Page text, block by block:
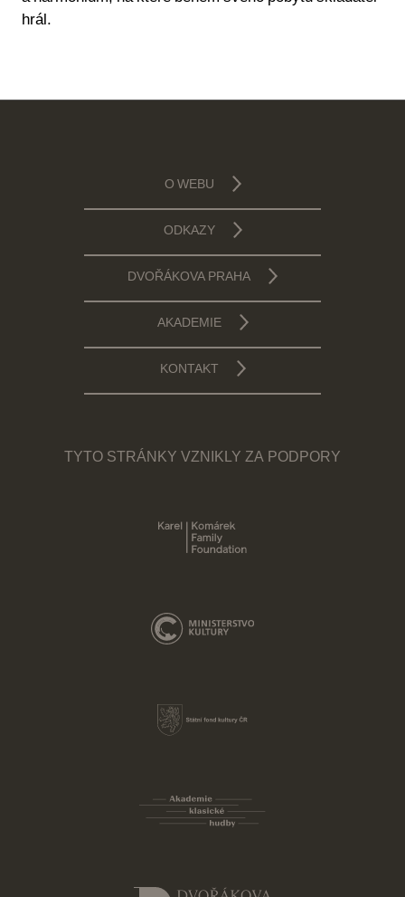
hrál.
O WEBU
ODKAZY
DVOŘÁKOVA PRAHA
AKADEMIE
KONTAKT
TYTO STRÁNKY VZNIKLY ZA PODPORY